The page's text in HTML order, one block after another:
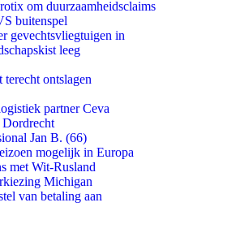
om duurzaamheidsclaims
buitenspel
gevechtsvliegtuigen in
leeg
ontslagen
partner Ceva
Jan B. (66)
mogelijk in Europa
met Wit-Rusland
Michigan
van betaling aan